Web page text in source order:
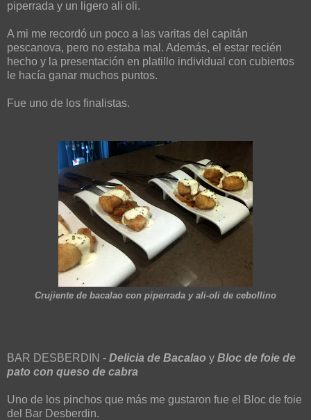
piperrada y un ligero ali oli.
A mi me recordó un poco a las varitas del capitán
pescanova, pero no estaba mal. Además, el estar recién
hecho y la presentación en platillo individual con cubiertos
le hacía ganar muchos puntos.
Fue uno de los finalistas.
Crujiente de bacalao con piperrada y ali-oli de cebollino
BAR DESBERDIN - Delicia de Bacalao y Bloc de foie de
pato con queso de cabra
Uno de los pinchos que más me gustaron fue el Bloc de foie
del Bar Desberdin.